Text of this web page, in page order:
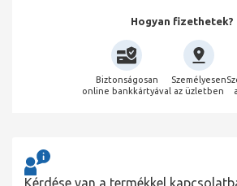
Hogyan fizethetek?
Biztonságosan
online bankkártyával
Személyesen
az üzletben
Kérdése van a termékkel